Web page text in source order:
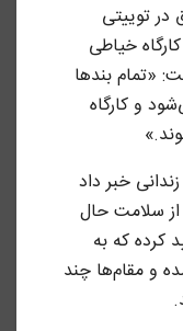
در توییتی
خیاطی
«تمام بندها
و کارگاه
خبر داد
و از سلامت حال
کرده که به
و مقام‌ها چند